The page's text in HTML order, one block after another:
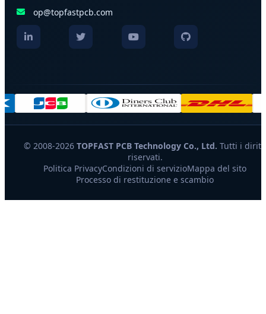
op@topfastpcb.com
© 2008-2026 TOPFAST PCB Technology Co., Ltd. Tutti i diritti
riservati.
Politica PrivacyCondizioni di servizioMappa del sito
Processo di restituzione e scambio